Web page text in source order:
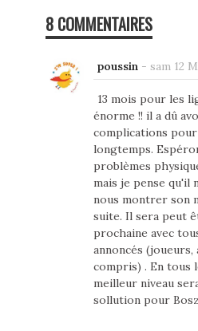
8 COMMENTAIRES
poussin- sam 12
13 mois pour les
énorme !! il a dû
complications pour
longtemps.
problèmes
mais je pense qu'il
nous montrer son
suite. Il sera peut
prochaine avec
annoncés (joueurs,
compris) . En tous
meilleur niveau
sollution pour